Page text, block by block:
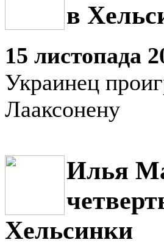
в
15 листопада
Украинец
Лааксонену
Илья
Хельсинки